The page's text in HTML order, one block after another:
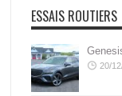
ESSAIS ROUTIERS
20/